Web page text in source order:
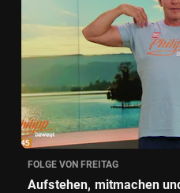
FOLGE VON FREITAG
Aufstehen, mitmachen